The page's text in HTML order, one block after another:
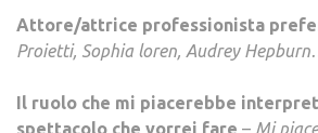
Attore/attrice professionista
Proietti, Sophia loren, Audrey
Il ruolo che mi piacerebbe
spettacolo che vorrei fare – Mi